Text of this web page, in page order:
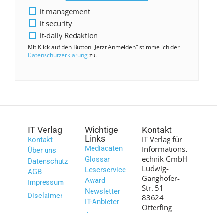
it management
it security
it-daily Redaktion
Mit Klick auf den Button "Jetzt Anmelden" stimme ich der
Datenschutzerklärungzu.
IT Verlag
Kontakt
Über uns
Datenschutz
AGB
Impressum
Disclaimer
Wichtige
Links
Mediadaten
Glossar
Leserservice
Award
Newsletter
IT-Anbieter
Kontakt
IT Verlag für
Informationst
echnik GmbH
Ludwig-
Ganghofer-
Str. 51
83624
Otterfing